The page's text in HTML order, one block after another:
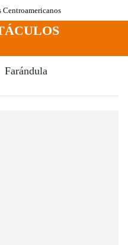
Centroamericanos
Farándula